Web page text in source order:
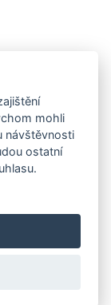
nemusí nutně
mohli
návštěvnosti
ostatní